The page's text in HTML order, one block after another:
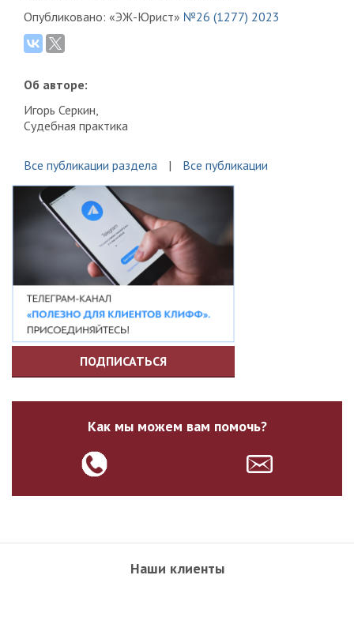
Опубликовано: «ЭЖ-Юрист» №26 (1277) 2023
Об авторе:
Игорь Серкин,
Судебная практика
Все публикации раздела Все публикации
ПОДПИСАТЬСЯ
Как мы можем вам помочь?
Наши клиенты